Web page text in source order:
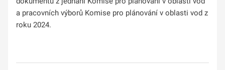
a pracovních výborů Komise pro plánování v oblasti vod z
roku 2024.